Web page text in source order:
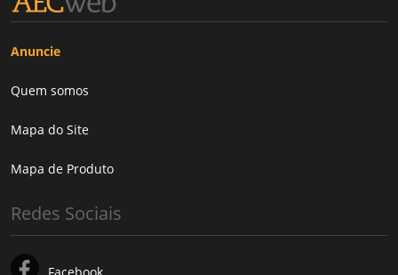
Anuncie
Quem somos
Mapa do Site
Mapa de Produto
Redes Sociais
Facebook